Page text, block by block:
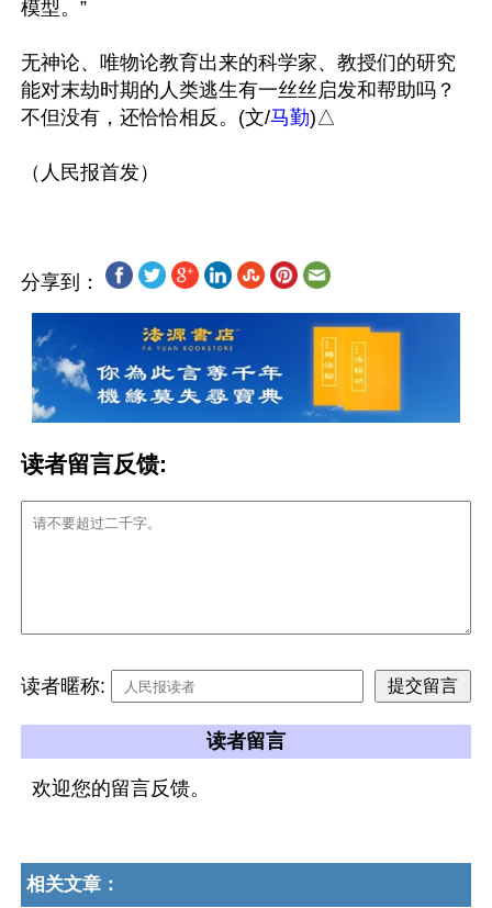
模型。”
无神论、唯物论教育出来的科学家、教授们的研究
能对末劫时期的人类逃生有一丝丝启发和帮助吗？
不但没有，还恰恰相反。(文/马勤)△
分享到：
读者留言反馈:
读者暱称:
读者留言
欢迎您的留言反馈。
相关文章：